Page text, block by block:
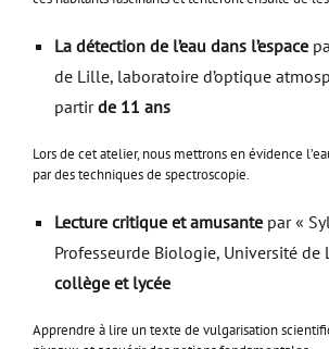
La détection de l’eau dans l’espace
de Lille, laboratoire d’optique
partirde 11 ans
Lors de cet atelier, nous mettrons en évidence
par des techniques de spectroscopie.
Lecture critique et amusante par «
Professeurde Biologie, Université de
collège et lycée
Apprendre à lire un texte de vulgarisation